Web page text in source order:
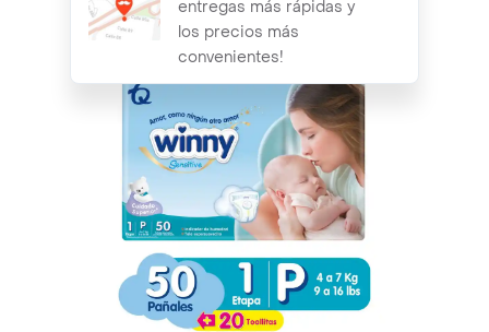
entregas más rápidas y
los precios más
convenientes!